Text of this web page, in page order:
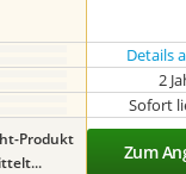
Details
2
Sofort
Produkt
Zum